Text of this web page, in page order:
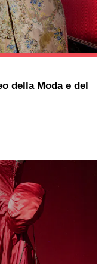
della Moda e del